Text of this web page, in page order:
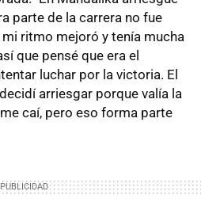
parte de la carrera no fue
ritmo mejoró y tenía mucha
que pensé que era el
luchar por la victoria. El
arriesgar porque valía la
caí, pero eso forma parte